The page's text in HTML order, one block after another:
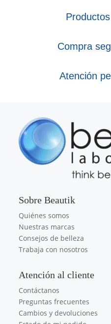
Compra
Atención
Sobre Beautik
Quiénes somos
Nuestras marcas
Consejos de belleza
Trabaja con nosotros
Atención al cliente
Contáctanos
Preguntas frecuentes
Cambios y devoluciones